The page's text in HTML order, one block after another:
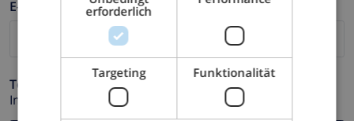
E-mail *
Telefonnummer *
Im Fall Ihre E-mail Adresse nicht korrekt funktioniert.
NORWEGIAN
erforderlich
Targeting Funktionalität